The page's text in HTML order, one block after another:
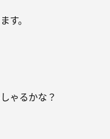
す。
ゃるかな？